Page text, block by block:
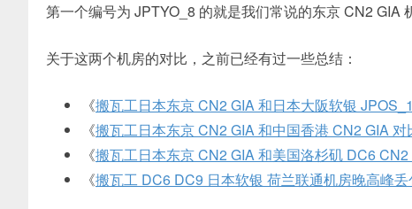
第一个编号为 JPTYO_8 的就是我们常说的东京 CN2 GIA
关于这两个机房的对比，之前已经有过一些总结：
《搬瓦工日本东京 CN2 GIA 和日本大阪软银
《搬瓦工日本东京 CN2 GIA 和中国香港 CN2 GIA 对
《搬瓦工日本东京 CN2 GIA 和美国洛杉矶 DC6
《搬瓦工 DC6 DC9 日本软银 荷兰联通机房晚高峰